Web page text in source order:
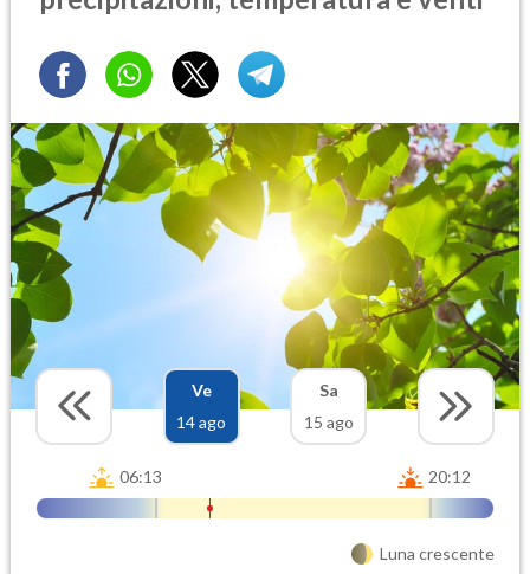
Ve
14 ago
Sa
15 ago
06:13 20:12
Luna crescente